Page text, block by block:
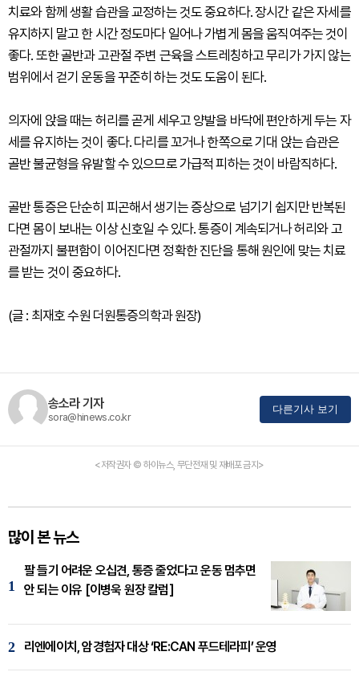
치료와 함께 생활 습관을 교정하는 것도 중요하다. 장시간 같은 자세를
유지하지 말고 한 시간 정도마다 일어나 가볍게 몸을 움직여주는 것이
좋다. 또한 골반과 고관절 주변 근육을 스트레칭하고 무리가 가지 않는
범위에서 걷기 운동을 꾸준히 하는 것도 도움이 된다.
의자에 앉을 때는 허리를 곧게 세우고 양발을 바닥에 편안하게 두는 자
세를 유지하는 것이 좋다. 다리를 꼬거나 한쪽으로 기대 앉는 습관은
골반 불균형을 유발할 수 있으므로 가급적 피하는 것이 바람직하다.
골반 통증은 단순히 피곤해서 생기는 증상으로 넘기기 쉽지만 반복된
다면 몸이 보내는 이상 신호일 수 있다. 통증이 계속되거나 허리와 고
관절까지 불편함이 이어진다면 정확한 진단을 통해 원인에 맞는 치료
를 받는 것이 중요하다.
(글 : 최재호 수원 더원통증의학과 원장)
송소라 기자
sora@hinews.co.kr
다른기사 보기
<저작권자 © 하이뉴스, 무단전재 및 재배포 금지>
많이 본 뉴스
1
팔 들기 어려운 오십견, 통증 줄었다고 운동 멈추면
안 되는 이유 [이병욱 원장 칼럼]
2 리엔에이치, 암경험자 대상 ‘RE:CAN 푸드테라피’ 운영